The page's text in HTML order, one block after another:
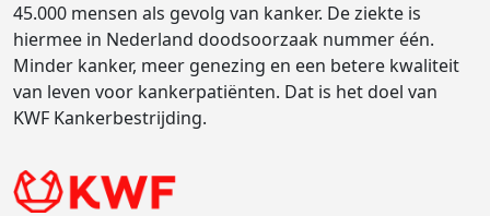
45.000 mensen als gevolg van kanker. De ziekte is
hiermee in Nederland doodsoorzaak nummer één.
Minder kanker, meer genezing en een betere kwaliteit
van leven voor kankerpatiënten. Dat is het doel van
KWF Kankerbestrijding.